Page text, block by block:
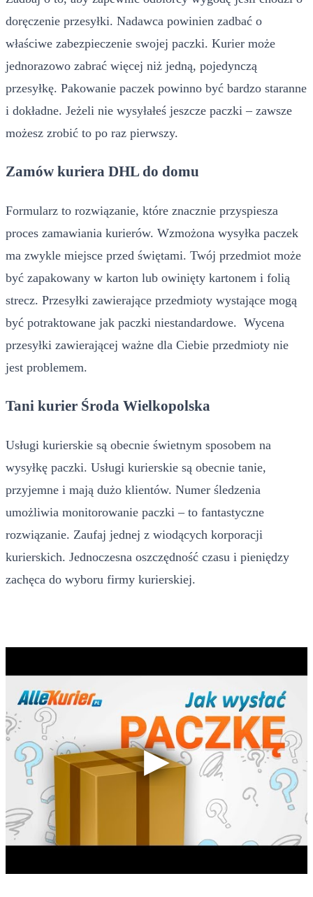
doręczenie przesyłki. Nadawca powinien zadbać o
właściwe zabezpieczenie swojej paczki. Kurier może
jednorazowo zabrać więcej niż jedną, pojedynczą
przesyłkę. Pakowanie paczek powinno być bardzo staranne
i dokładne. Jeżeli nie wysyłałeś jeszcze paczki – zawsze
możesz zrobić to po raz pierwszy.
Zamów kuriera DHL do domu
Formularz to rozwiązanie, które znacznie przyspiesza
proces zamawiania kurierów. Wzmożona wysyłka paczek
ma zwykle miejsce przed świętami. Twój przedmiot może
być zapakowany w karton lub owinięty kartonem i folią
strecz. Przesyłki zawierające przedmioty wystające mogą
być potraktowane jak paczki niestandardowe. Wycena
przesyłki zawierającej ważne dla Ciebie przedmioty nie
jest problemem.
Tani kurier Środa Wielkopolska
Usługi kurierskie są obecnie świetnym sposobem na
wysyłkę paczki. Usługi kurierskie są obecnie tanie,
przyjemne i mają dużo klientów. Numer śledzenia
umożliwia monitorowanie paczki – to fantastyczne
rozwiązanie. Zaufaj jednej z wiodących korporacji
kurierskich. Jednoczesna oszczędność czasu i pieniędzy
zachęca do wyboru firmy kurierskiej.